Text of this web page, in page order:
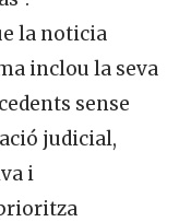
la noticia
inclou la seva
sense
judicial,
i